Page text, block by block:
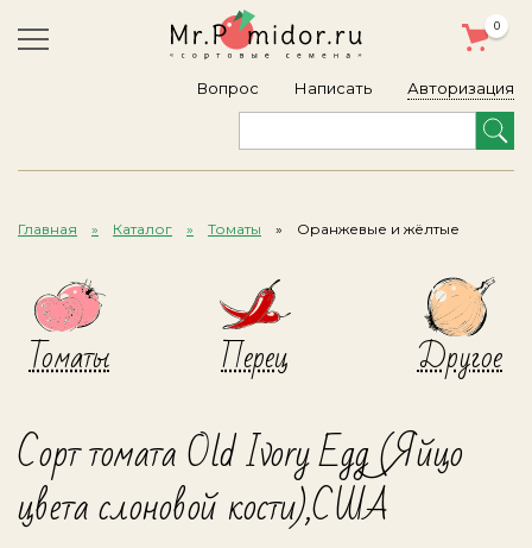
Вопрос Написать
0
Авторизация
Главная Каталог Томаты Оранжевые и жёлтые
Томаты Перец Другое
Сорт томата Old Ivory Egg (Яйцо
цвета слоновой кости),США